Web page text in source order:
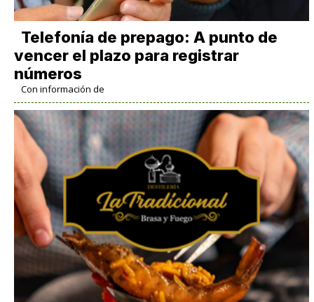
Telefonía de prepago: A punto de
vencer el plazo para registrar
números
Con información de